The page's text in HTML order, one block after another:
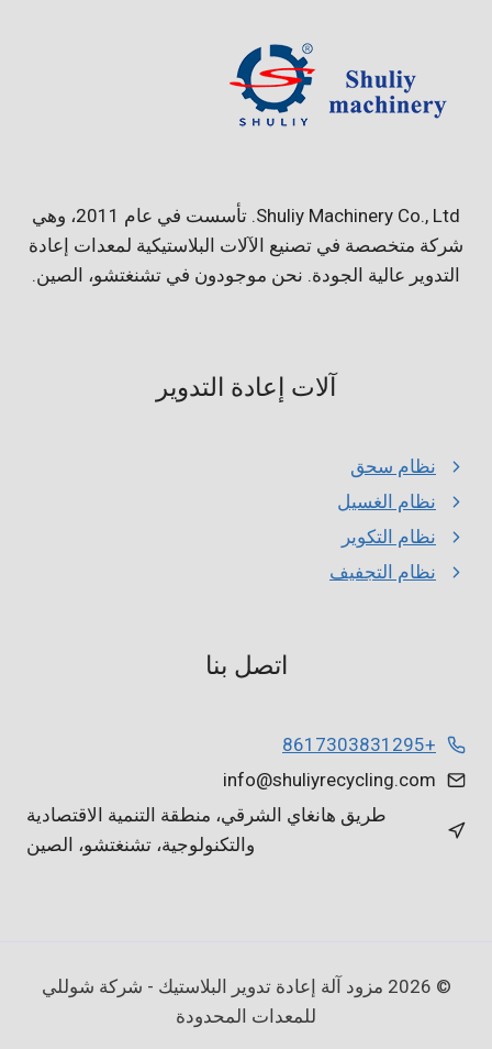
Shuliy Machinery Co., Ltd. تأسست في عام 2011، وهي
شركة متخصصة في تصنيع الآلات البلاستيكية لمعدات إعادة
التدوير عالية الجودة. نحن موجودون في تشنغتشو، الصين.
آلات إعادة التدوير
نظام سحق
نظام الغسيل
نظام التكوير
نظام التجفيف
اتصل بنا
+8617303831295
info@shuliyrecycling.com
طريق هانغاي الشرقي، منطقة التنمية الاقتصادية
والتكنولوجية، تشنغتشو، الصين
© 2026 مزود آلة إعادة تدوير البلاستيك - شركة شوللي
للمعدات المحدودة